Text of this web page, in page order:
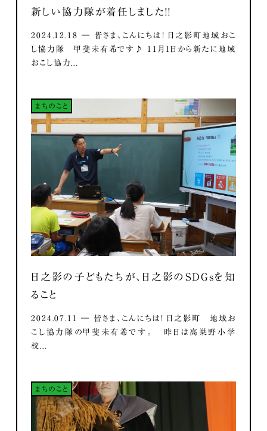
新しい協力隊が着任しました！！
2024.12.18 ― 皆さま、こんにちは！ 日之影町地域おこ
し協力隊 甲斐未有希です♪ 11月1日から新たに地域
おこし協力...
まちのこと
日之影の子どもたちが、日之影のSDGsを知
ること
2024.07.11 ― 皆さま、こんにちは！ 日之影町 地域お
こし協力隊の甲斐未有希です。 昨日は高巣野小学
校...
まちのこと